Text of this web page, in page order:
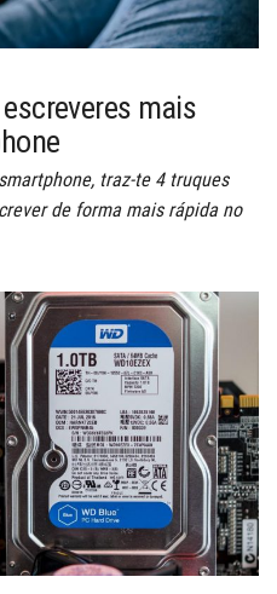
mais
traz-te 4 truques
de forma mais rápida no